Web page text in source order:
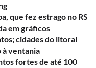
que fez estrago no RS
em gráficos
cidades do litoral
à ventania
fortes de até 100